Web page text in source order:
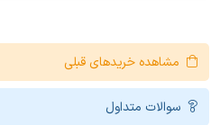
مشاهده خریدهای قبلی
سوالات متداول